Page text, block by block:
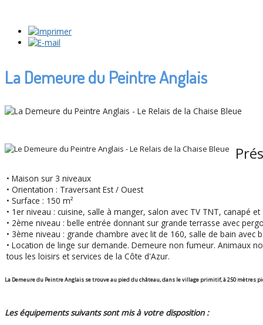
La Demeure du Peintre Anglais
• Maison sur 3 niveaux
• Orientation : Traversant Est / Ouest
• Surface : 150 m²
• 1er niveau : cuisine, salle à manger, salon avec TV TNT, canapé et
• 2ème niveau : belle entrée donnant sur grande terrasse avec
• 3ème niveau : grande chambre avec lit de 160, salle de bain avec
• Location de linge sur demande. Demeure non fumeur. Animaux
tous les loisirs et services de la Côte d'Azur.
La Demeure du Peintre Anglais se trouve au pied du château, dans le village primitif, à 250 mètres
Les équipements suivants sont mis à votre disposition :